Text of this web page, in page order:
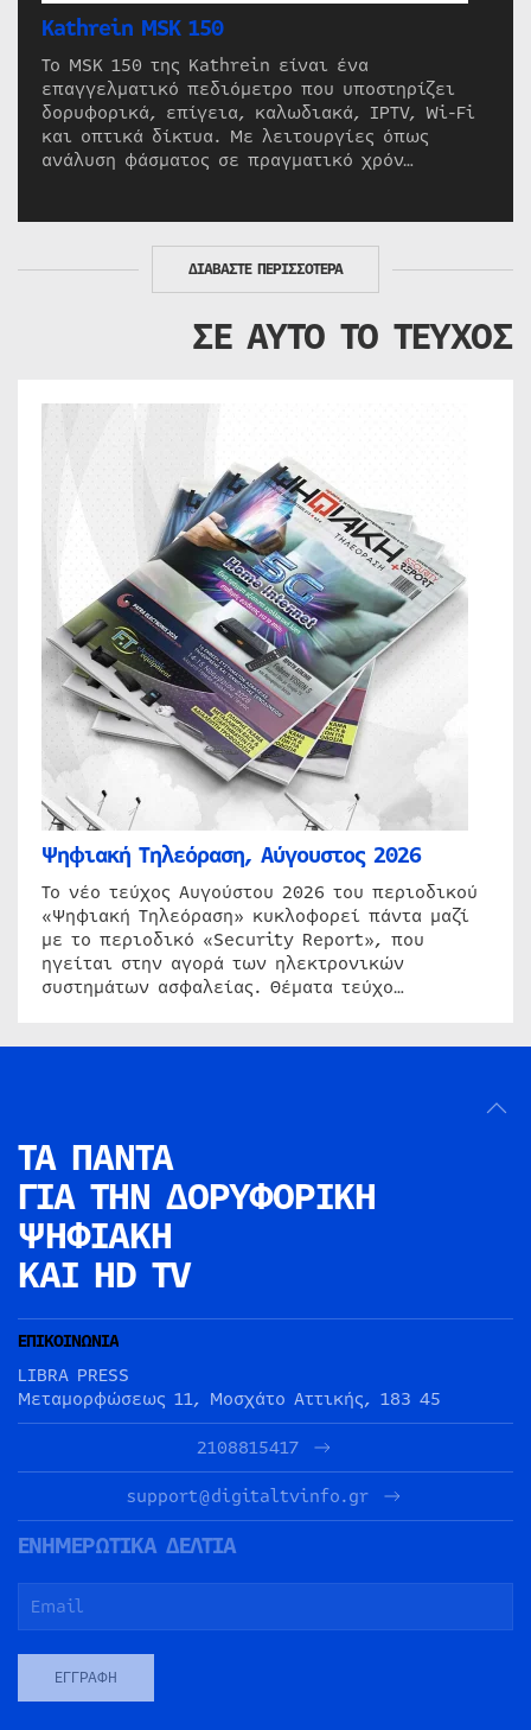
Kathrein MSK 150
Το MSK 150 της Kathrein είναι ένα
επαγγελματικό πεδιόμετρο που υποστηρίζει
δορυφορικά, επίγεια, καλωδιακά, IPTV, Wi-Fi
και οπτικά δίκτυα. Με λειτουργίες όπως
ανάλυση φάσματος σε πραγματικό χρόν…
ΔΙΑΒΑΣΤΕ ΠΕΡΙΣΣΟΤΕΡΑ
ΣΕ ΑΥΤΟ ΤΟ ΤΕΥΧΟΣ
Ψηφιακή Τηλεόραση, Αύγουστος 2026
Το νέο τεύχος Αυγούστου 2026 του περιοδικού
«Ψηφιακή Τηλεόραση» κυκλοφορεί πάντα μαζί
με το περιοδικό «Security Report», που
ηγείται στην αγορά των ηλεκτρονικών
συστημάτων ασφαλείας. Θέματα τεύχο…
ΤΑ ΠΑΝΤΑ
ΓΙΑ ΤΗΝ ΔΟΡΥΦΟΡΙΚΗ
ΨΗΦΙΑΚΗ
ΚΑΙ HD TV
ΕΠΙΚΟΙΝΩΝΙΑ
LIBRA PRESS
Μεταμορφώσεως 11, Μοσχάτο Αττικής, 183 45
2108815417
support@digitaltvinfo.gr
ΕΝΗΜΕΡΩΤΙΚΑ ΔΕΛΤΙΑ
ΕΓΓΡΑΦΉ